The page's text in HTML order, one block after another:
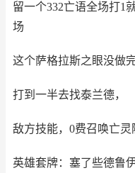
留一个332亡语全场打1
场
这个萨格拉斯之眼没做
打到一半去找泰兰德，
敌方技能，0费召唤亡
英雄套牌：塞了些德鲁